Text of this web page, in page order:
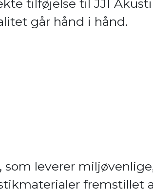
tilføjelse til JJI
går hånd i hånd.
leverer
fremstillet